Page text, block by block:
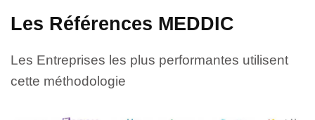
Les Références MEDDIC
Les Entreprises les plus performantes utilisent
cette méthodologie